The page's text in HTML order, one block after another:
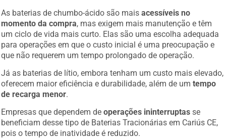
As baterias de chumbo-ácido são maisacessíveis no
momento da compra, mas exigem mais manutenção e têm
um ciclo de vida mais curto. Elas são uma escolha adequada
para operações em que o custo inicial é uma preocupação e
que não requerem um tempo prolongado de operação.
Já as baterias de lítio, embora tenham um custo mais elevado,
oferecem maior eficiência e durabilidade, além de umtempo
de recarga menor.
Empresas que dependem deoperações ininterruptas se
beneficiam desse tipo de Baterias Tracionárias em Cariús CE,
pois o tempo de inatividade é reduzido.